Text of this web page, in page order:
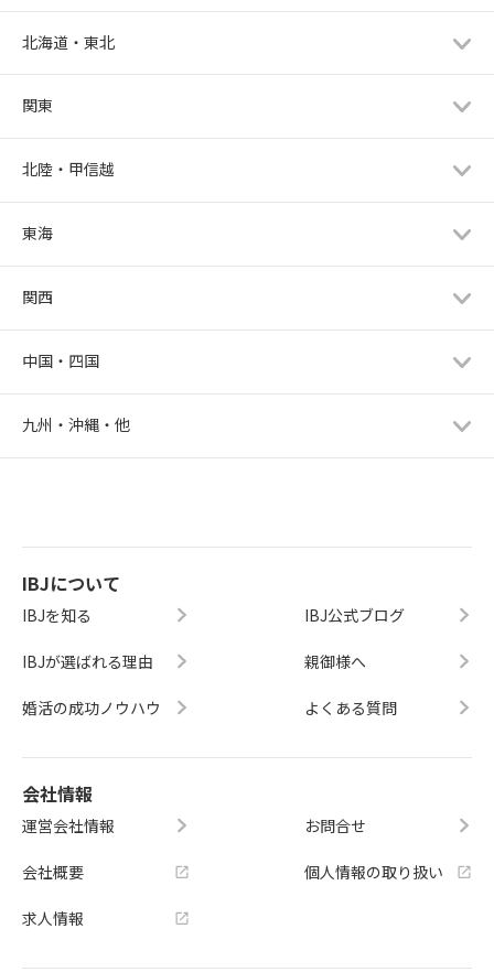
北海道・東北
関東
北陸・甲信越
東海
関西
中国・四国
九州・沖縄・他
IBJについて
IBJを知る
IBJが選ばれる理由
婚活の成功ノウハウ
IBJ公式ブログ
親御様へ
よくある質問
会社情報
運営会社情報
会社概要
求人情報
お問合せ
個人情報の取り扱い